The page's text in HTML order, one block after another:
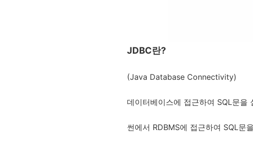
JDBC란?
(Java Database Connectivity)
데이터베이스에 접근하여 SQL문을
썬에서 RDBMS에 접근하여 SQL문